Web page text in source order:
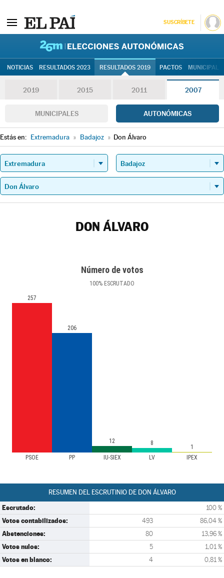
SUSCRÍBETE
NOTICIAS RESULTADOS 2023 RESULTADOS 2019 PACTOS
2019 2015 2011 2007
MUNICIPALES AUTONÓMICAS
Estás en: Extremadura » Badajoz » Don Álvaro
DON ÁLVARO
Número de votos
100% ESCRUTADO
PSOE PP IU-SIEX LV IPEX
257
206
12 8
1
RESUMEN DEL ESCRUTINIO DE DON ÁLVARO
Escrutado: 100 %
Votos contabilizados: 493 86,04 %
Abstenciones: 80 13,96 %
Votos nulos: 5 1,01 %
Votos en blanco: 4 0,81 %